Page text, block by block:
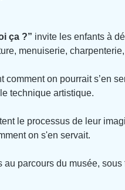
ça ?” invite les enfants à
menuiserie,
on pourrait s’en
technique artistique.
le processus de leur
on s'en servait.
au parcours du musée,